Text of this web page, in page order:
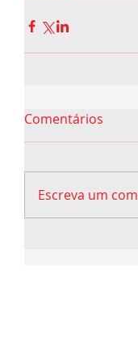
Comentários
Escreva um